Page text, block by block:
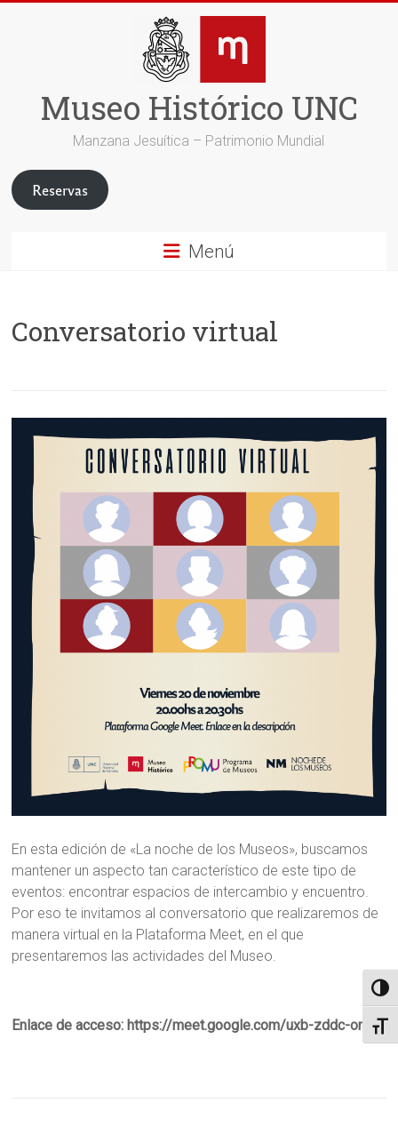
Museo Histórico UNC
Manzana Jesuítica – Patrimonio Mundial
Reservas
Menú
Conversatorio virtual
En esta edición de «La noche de los Museos», buscamos
mantener un aspecto tan característico de este tipo de
eventos: encontrar espacios de intercambio y encuentro.
Por eso te invitamos al conversatorio que realizaremos de
manera virtual en la Plataforma Meet, en el que
presentaremos las actividades del Museo.
Enlace de acceso: https://meet.google.com/uxb-zddc-omx